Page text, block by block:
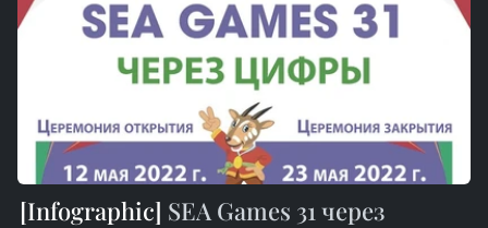
SEA Games 31 через